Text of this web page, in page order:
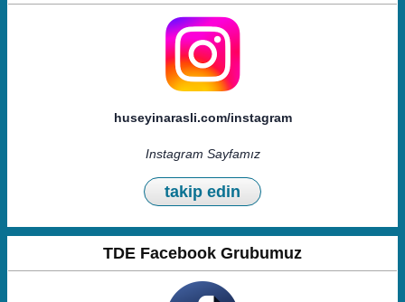
huseyinarasli.com/instagram
Instagram Sayfamız
takip edin
TDE Facebook Grubumuz